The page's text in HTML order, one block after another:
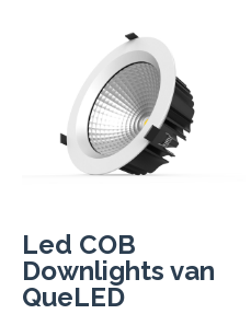
Led COB
Downlights van
QueLED